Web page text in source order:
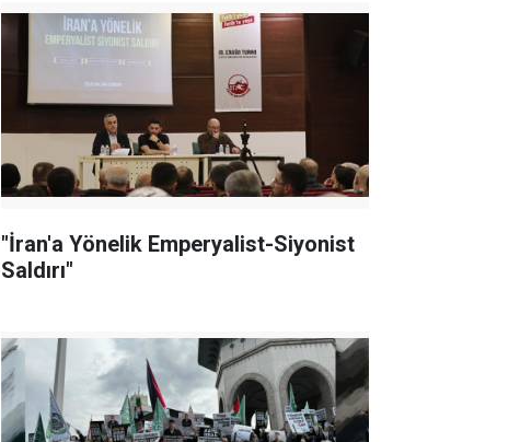
"İran'a Yönelik Emperyalist-Siyonist
Saldırı"